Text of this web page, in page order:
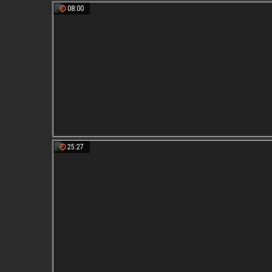
08:00
25:27